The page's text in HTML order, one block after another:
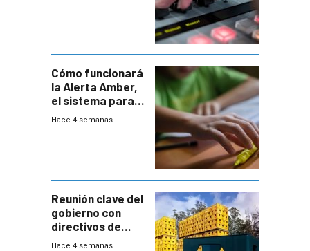
Cómo funcionará
la Alerta Amber,
el sistema para
la búsqueda
Hace 4 semanas
Reunión clave del
gobierno con
directivos de
Fábricas
Hace 4 semanas